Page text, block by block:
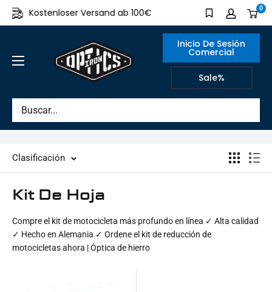
Directamente
al
Kostenloser Versand ab 100€ Made in 0
IRON
Inicio De Sesión
Comercial
Sale%
Clasificación
Kit De Hoja
Compre el kit de motocicleta más profundo en línea ✓ Alta calidad
✓ Hecho en Alemania ✓ Ordene el kit de reducción de
motocicletas ahora | Óptica de hierro